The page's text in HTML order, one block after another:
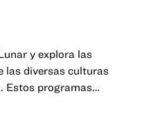
y explora las
las diversas culturas
Estos programas
del Año Nuevo Lunar a